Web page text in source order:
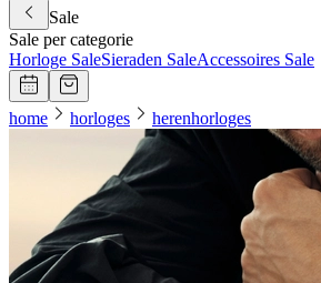
Sale
Sale per categorie
Horloge SaleSieraden SaleAccessoires Sale
home horloges herenhorloges